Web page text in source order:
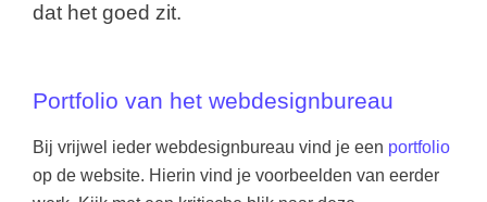
dat het goed zit.
Portfolio van het webdesignbureau
Bij vrijwel ieder webdesignbureau vind je een portfolio
op de website. Hierin vind je voorbeelden van eerder